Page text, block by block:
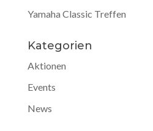
Yamaha Classic Treffen
Kategorien
Aktionen
Events
News